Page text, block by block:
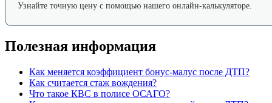
Узнайте точную цену с помощью нашего онлайн-калькуляторе.
Полезная информация
Как меняется коэффициент бонус-малус после ДТП?
Как считается стаж вождения?
Что такое КВС в полисе ОСАГО?